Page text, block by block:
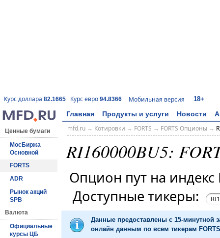
Курс доллара 82.1665 Курс евро 94.8366 Мобильная версия 18+
Главная Продукты и услуги Новости
Ценные бумаги
МосБиржа
Основной
FORTS
ADR
Рынок акций
SPB
Валюта
Официальные
курсы ЦБ
mfd.ru→ Котировки → FORTS → FORTS Опционы→
RI160000BU5:
Опцион пут на
Доступные тикеры:
Данные предоставлены с 15-минутной
онлайн данным по всем тикерам